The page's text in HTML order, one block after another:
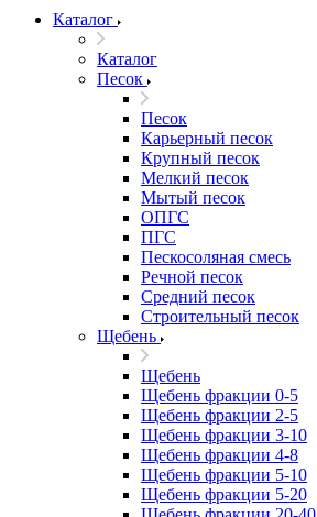
Каталог
Каталог
Песок
Песок
Карьерный песок
Крупный песок
Мелкий песок
Мытый песок
ОПГС
ПГС
Пескосоляная смесь
Речной песок
Средний песок
Строительный песок
Щебень
Щебень
Щебень фракции 0-5
Щебень фракции 2-5
Щебень фракции 3-10
Щебень фракции 4-8
Щебень фракции 5-10
Щебень фракции 5-20